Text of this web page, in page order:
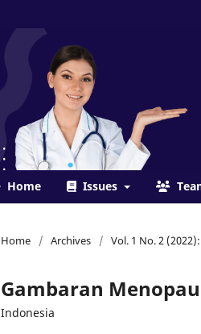
Home Issues
Home / Archives / Vol. 1 No. 2
Gambaran
Indonesia